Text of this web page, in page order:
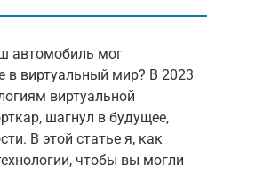
автомобиль мог
в виртуальный мир? В 2023
виртуальной
шагнул в будущее,
В этой статье я, как
чтобы вы могли